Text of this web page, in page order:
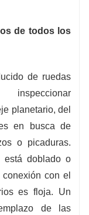
de todos los
de ruedas
planetario, del
en busca de
o picaduras.
está doblado o
con el
es floja. Un
de las